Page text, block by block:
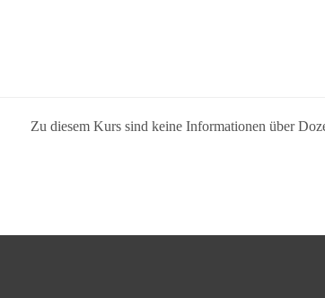
Zu diesem Kurs sind keine Informationen über